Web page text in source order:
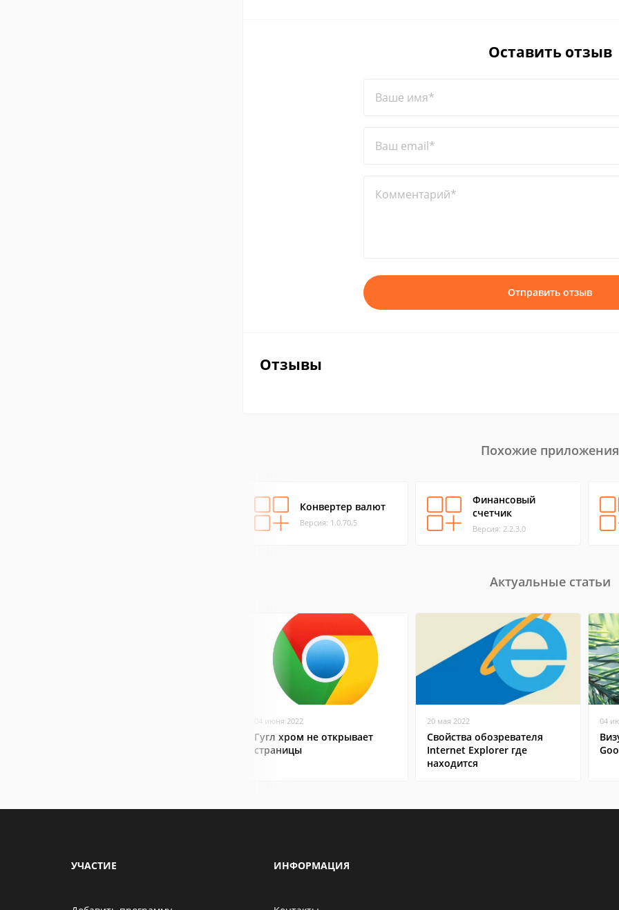
Оставить отзыв
Ваше имя*
Ваш email*
Комментарий*
Отправить отзыв
Отзывы
Похожие приложения
Конвертер валют
Версия: 1.0.70.5
Финансовый
счетчик
Версия: 2.2.3.0
Актуальные статьи
04 июня 2022
Гугл хром не открывает
страницы
20 мая 2022
Свойства обозревателя
Internet Explorer где
находится
04
УЧАСТИЕ ИНФОРМАЦИЯ